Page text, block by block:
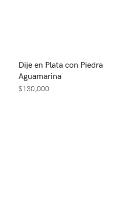
Dije en Plata con Piedra
Aguamarina
$130,000